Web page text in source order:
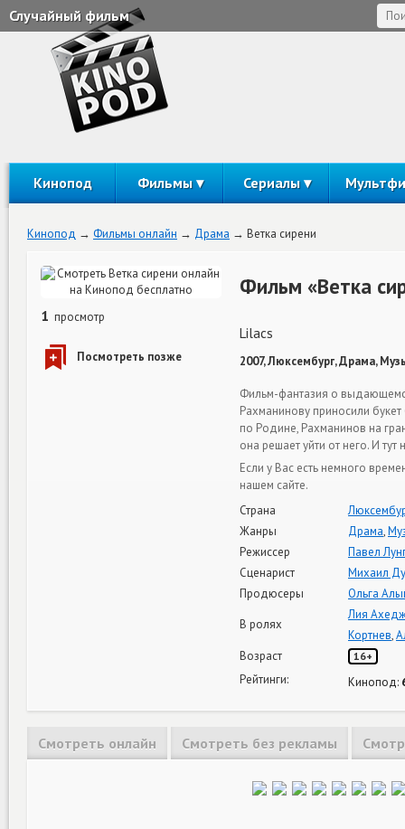
Случайный фильм
Кинопод Фильмы Сериалы
Кинопод Фильмы онлайн Драма Ветка сирени
1 просмотр
Фильм «Ветка
Lilacs
2007, Люксембург, Драма,
Фильм-фантазия о
Рахманинову приносили
по Родине, Рахманинов на
она решает уйти от него. И
Если у Вас есть немного
нашем сайте.
Страна
Жанры
Драма,
Режиссер
Павел
Сценарист
Михаил
Продюсеры
Ольга
В ролях
Лия
Кортнев,
Возраст
16+
Рейтинги: Кинопод:
Смотреть онлайн Смотреть без рекламы